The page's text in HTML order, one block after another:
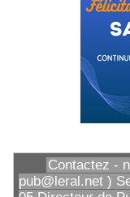
Contactez -
pub@leral.net )